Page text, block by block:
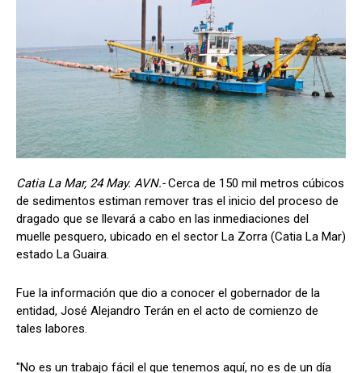
Catia La Mar, 24 May. AVN.-Cerca de 150 mil metros cúbicos
de sedimentos estiman remover tras el inicio del proceso de
dragado que se llevará a cabo en las inmediaciones del
muelle pesquero, ubicado en el sector La Zorra (Catia La Mar)
estado La Guaira.
Fue la información que dio a conocer el gobernador de la
entidad, José Alejandro Terán en el acto de comienzo de
tales labores.
"No es un trabajo fácil el que tenemos aquí, no es de un día